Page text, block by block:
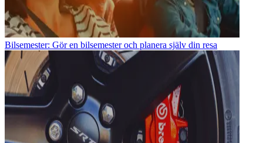
Bilsemester: Gör en bilsemester och planera själv din resa